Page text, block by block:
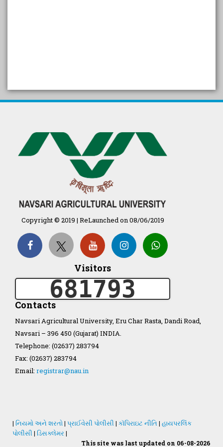
in Gujarati
દેશી ગાય આધારિત પ્રાકૃતિક ખેતી
गुणवत्ता युक्त कृषि-शिक्षा एक पहल" - भारतीय
कृषि अनुसंधान परिषद की 25वीं अखिल
भारतीय कृषि प्रवेश परीक्षा 2020
Organization Structure
ખેડુત માર્ગદર્શિકા
Accreditation Certificate
GAU Act 2004
Statastics
Copyright © 2019 | ReLaunched on 08/06/2019
Visitors
681793
Contacts
Navsari Agricultural University, Eru Char Rasta, Dandi Road,
Navsari – 396 450 (Gujarat) INDIA.
Telephone: (02637) 283794
Fax: (02637) 283794
Email: registrar@nau.in
| નિયમો અને શરતો| પ્રાઈવેસી પોલીસી | કૉપિરાઇટ નીતિ | હાયપરલિંક
પોલીસી | ડિસક્લેમર |
This site was last updated on 06-08-2026